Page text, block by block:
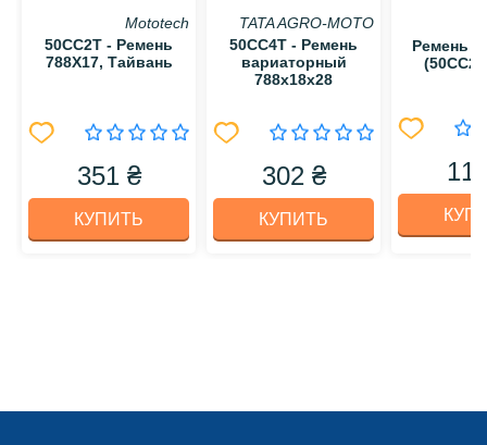
Mototech
50CC2T - Ремень
788Х17, Тайвань
351 ₴
КУПИТЬ
TATA AGRO-MOTO
50CC4T - Ремень
вариаторный
788x18x28
302 ₴
КУПИТЬ
Ремень